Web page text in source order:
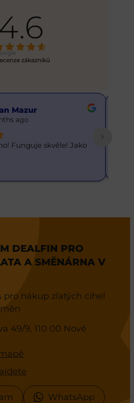
4.6
zákazníků
skvěle! Jako
Skvělý
DEALFIN PRO
A SMĚNÁRNA V
pro nákup zlatých cihel
49/9, 110 00 Nové
WhatsApp